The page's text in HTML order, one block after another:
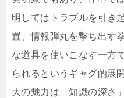
明してはトラブルを引き
置、情報弾丸を撃ち出す
な道具を使いこなす一方
られるというギャグ的展
大の魅力は「知識の深さ